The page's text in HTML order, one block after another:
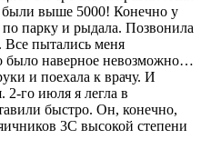
были выше 5000! Конечно у
парку и рыдала. Позвонила
Все пытались меня
было наверное невозможно…
и поехала к врачу. И
2-го июля я легла в
быстро. Он, конечно,
3С высокой степени